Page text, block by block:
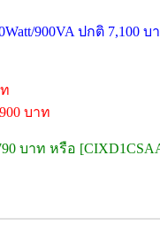
900VA ปกติ 7,100 บ
บาท
บาท หรือ